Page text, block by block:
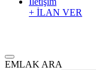
+ İLAN VER
EMLAK ARA